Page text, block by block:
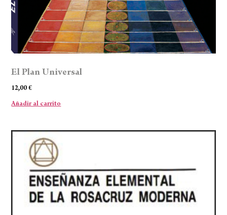
El Plan Universal
12,00€
Añadir al carrito